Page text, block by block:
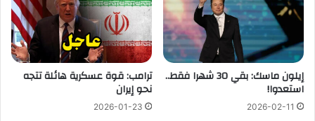
إيلون ماسك: بقي 30 شهرا فقط..
استعدوا!
2026-02-11
ترامب: قوة عسكرية هائلة تتجه
نحو إيران
2026-01-23